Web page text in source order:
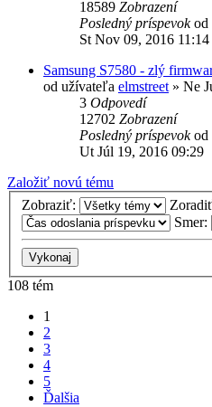
18589 Zobrazení
Posledný príspevokod
St Nov 09, 2016 11:14
Samsung S7580 - zlý
od užívateľa elmstreet » Ne
3 Odpovedí
12702 Zobrazení
Posledný príspevokod
Ut Júl 19, 2016 09:29
Založiť novú tému
Zobraziť:
Smer:
108 tém
1
2
3
4
5
Ďalšia